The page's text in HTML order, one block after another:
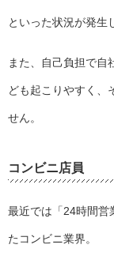
といった状況が発生
また、自己負担で自
ども起こりやすく、
せん。
コンビニ店員
最近では「24時間営
たコンビニ業界。